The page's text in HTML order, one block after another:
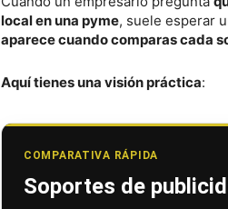
local en una pyme, suele esperar
aparece cuando comparas cada
Aquí tienes una visión práctica:
COMPARATIVA RÁPIDA
Soportes de